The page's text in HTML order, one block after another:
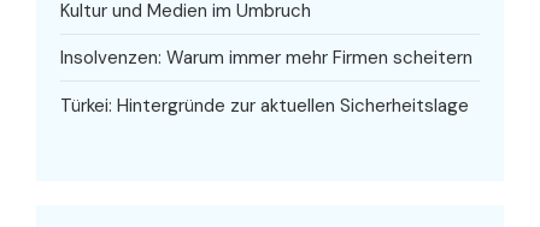
Kultur und Medien im Umbruch
Insolvenzen: Warum immer mehr Firmen scheitern
Türkei: Hintergründe zur aktuellen Sicherheitslage